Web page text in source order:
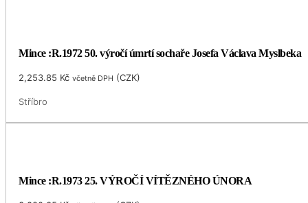
Mince :R.1972 50. výročí úmrtí sochaře Josefa Václava Myslbeka
2,253.85 Kč včetně DPH (CZK)
Stříbro
Mince :R.1973 25. VÝROČÍ VÍTĚZNÉHO ÚNORA